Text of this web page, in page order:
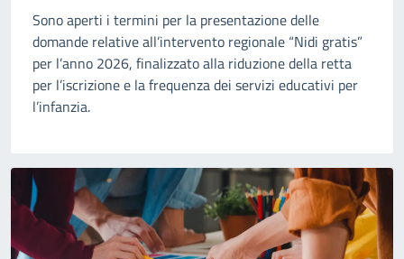
Sono aperti i termini per la presentazione delle
domande relative all’intervento regionale “Nidi gratis”
per l’anno 2026, finalizzato alla riduzione della retta
per l’iscrizione e la frequenza dei servizi educativi per
l’infanzia.